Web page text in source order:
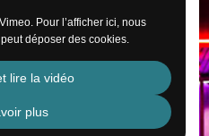
Pour l’afficher ici, nous
déposer des cookies.
lire la vidéo
plus